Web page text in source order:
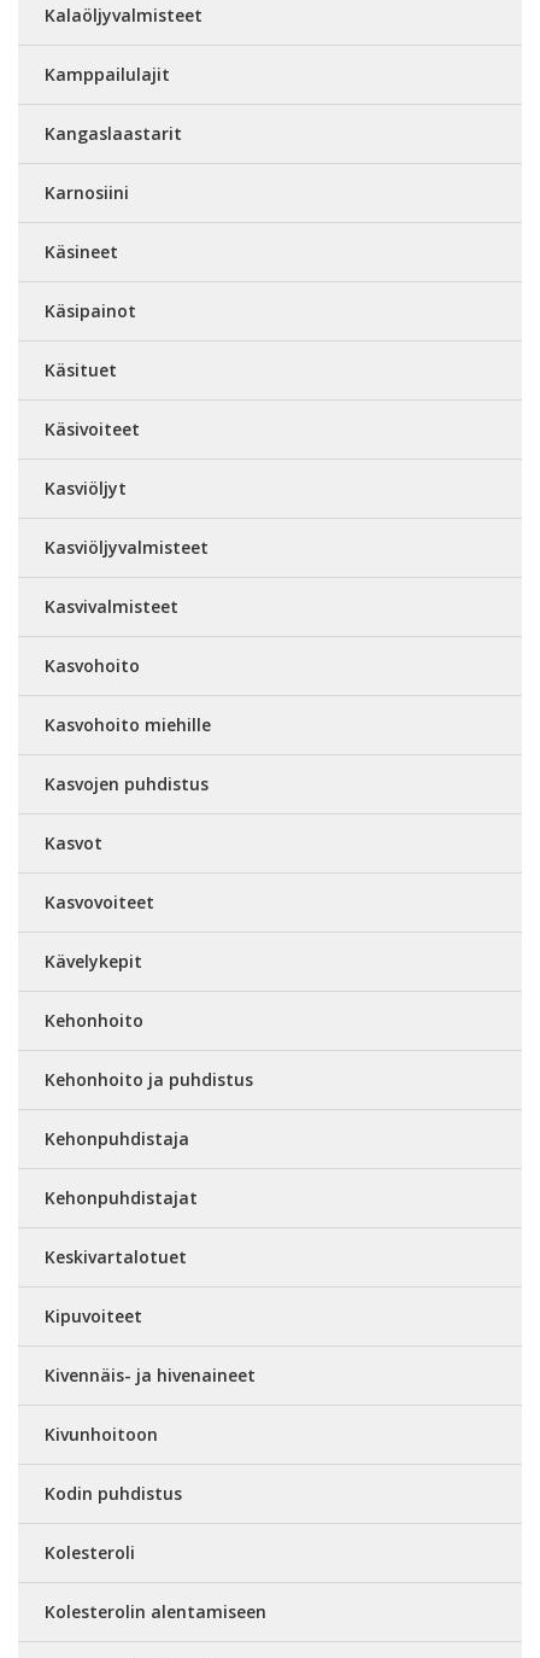
Kalaöljyvalmisteet
Kamppailulajit
Kangaslaastarit
Karnosiini
Käsineet
Käsipainot
Käsituet
Käsivoiteet
Kasviöljyt
Kasviöljyvalmisteet
Kasvivalmisteet
Kasvohoito
Kasvohoito miehille
Kasvojen puhdistus
Kasvot
Kasvovoiteet
Kävelykepit
Kehonhoito
Kehonhoito ja puhdistus
Kehonpuhdistaja
Kehonpuhdistajat
Keskivartalotuet
Kipuvoiteet
Kivennäis- ja hivenaineet
Kivunhoitoon
Kodin puhdistus
Kolesteroli
Kolesterolin alentamiseen